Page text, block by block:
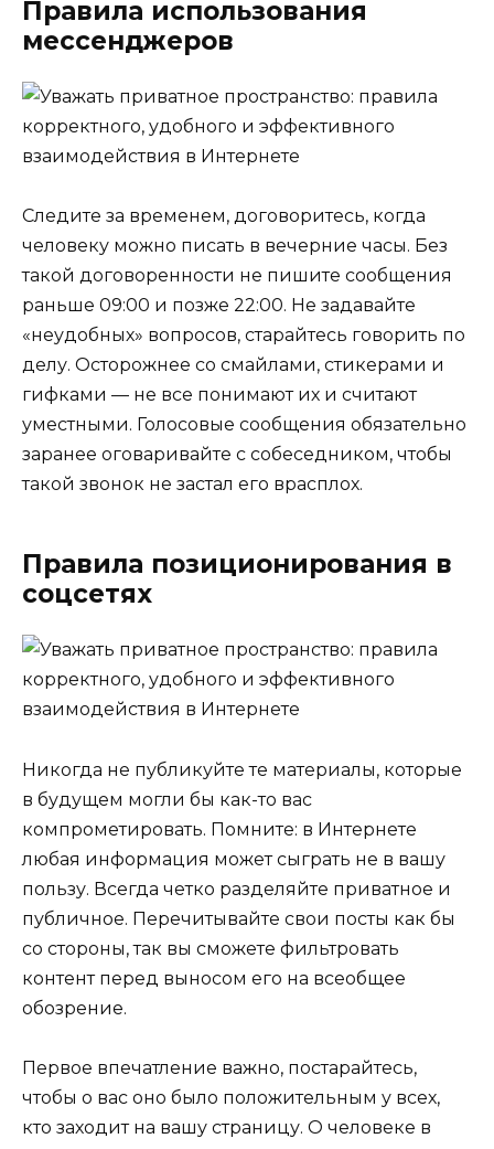
Правила использования
мессенджеров
Следите за временем, договоритесь, когда
человеку можно писать в вечерние часы. Без
такой договоренности не пишите сообщения
раньше 09:00 и позже 22:00. Не задавайте
«неудобных» вопросов, старайтесь говорить по
делу. Осторожнее со смайлами, стикерами и
гифками — не все понимают их и считают
уместными. Голосовые сообщения обязательно
заранее оговаривайте с собеседником, чтобы
такой звонок не застал его врасплох.
Правила позиционирования в
соцсетях
Никогда не публикуйте те материалы, которые
в будущем могли бы как-то вас
компрометировать. Помните: в Интернете
любая информация может сыграть не в вашу
пользу. Всегда четко разделяйте приватное и
публичное. Перечитывайте свои посты как бы
со стороны, так вы сможете фильтровать
контент перед выносом его на всеобщее
обозрение.
Первое впечатление важно, постарайтесь,
чтобы о вас оно было положительным у всех,
кто заходит на вашу страницу. О человеке в